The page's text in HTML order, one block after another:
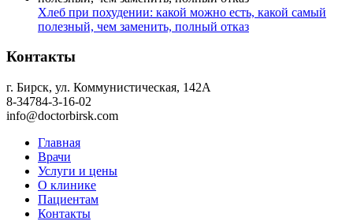
Хлеб при похудении: какой можно есть, какой самый
полезный, чем заменить, полный отказ
Контакты
г. Бирск, ул. Коммунистическая, 142А
8-34784-3-16-02
info@doctorbirsk.com
Главная
Врачи
Услуги и цены
О клинике
Пациентам
Контакты